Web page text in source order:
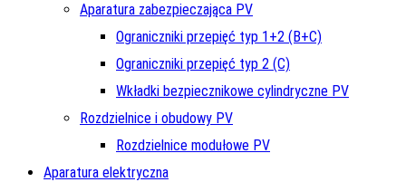
Aparatura zabezpieczająca PV
Ograniczniki przepięć typ 1+2 (B+C)
Ograniczniki przepięć typ 2 (C)
Wkładki bezpiecznikowe cylindryczne PV
Rozdzielnice i obudowy PV
Rozdzielnice modułowe PV
Aparatura elektryczna